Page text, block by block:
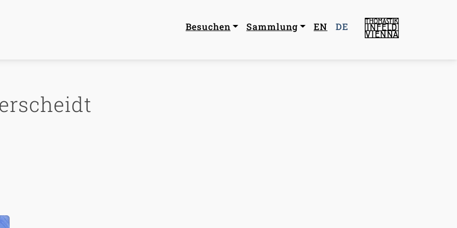
Main navigation
Besuchen Sammlung EN DE